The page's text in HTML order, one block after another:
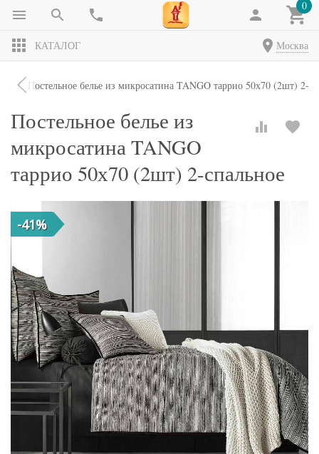
0
КАТАЛОГ Москва
Постельное белье из микросатина TANGO таррио 50х70 (2шт) 2-
Постельное белье из
микросатина TANGO
таррио 50х70 (2шт) 2-спальное
-41%